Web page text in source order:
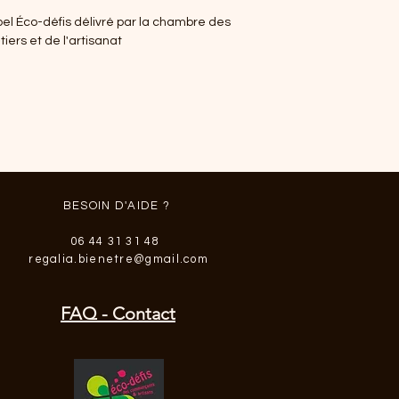
Éco-défis délivré par la chambre des
et de l'artisanat
BESOIN D'AIDE ?
06 44 31 31 48
regalia.bienetre@gmail.com
FAQ - Contact